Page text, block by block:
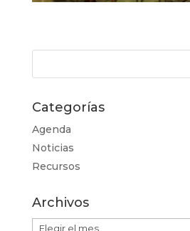
Categorías
Agenda
Noticias
Recursos
Archivos
Archivos